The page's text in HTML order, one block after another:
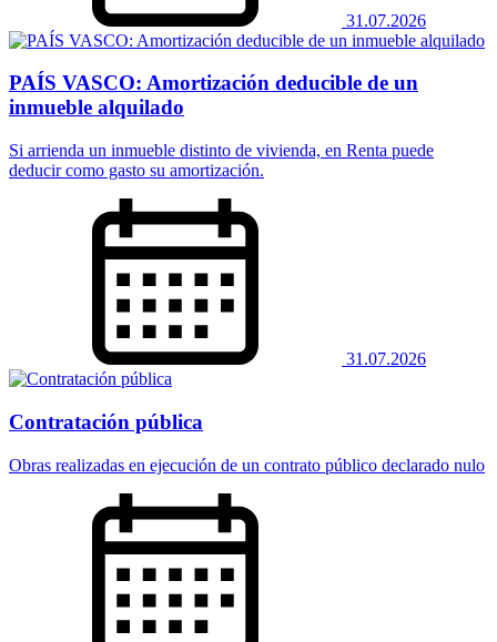
31.07.2026
PAÍS VASCO: Amortización deducible de un
inmueble alquilado
Si arrienda un inmueble distinto de vivienda, en Renta puede
deducir como gasto su amortización.
31.07.2026
Contratación pública
Obras realizadas en ejecución de un contrato público declarado nulo